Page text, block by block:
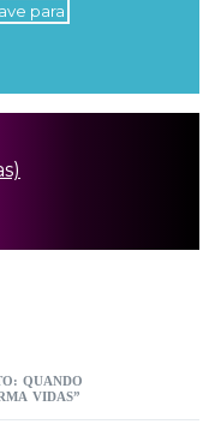
QUANDO
VIDAS”